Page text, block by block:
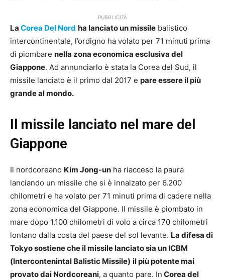
PUBBLICITÀ
La Corea Del Nord ha lanciato un missile balistico
intercontinentale, l’ordigno ha volato per 71 minuti prima
di piombare nella zona economica esclusiva del
Giappone. Ad annunciarlo è stata la Corea del Sud, il
missile lanciato è il primo dal 2017 e pare essere il più
grande al mondo.
Il missile lanciato nel mare del
Giappone
Il nordcoreano Kim Jong-un ha riacceso la paura
lanciando un missile che si è innalzato per 6.200
chilometri e ha volato per 71 minuti prima di cadere nella
zona economica del Giappone. Il missile è piombato in
mare dopo 1.100 chilometri di volo a circa 170 chilometri
lontano dalla costa del paese del sol levante. La difesa di
Tokyo sostiene che il missile lanciato sia un ICBM
(Intercontenintal Balistic Missile) il più potente mai
provato dai Nordcoreani, a quanto pare. In Corea del